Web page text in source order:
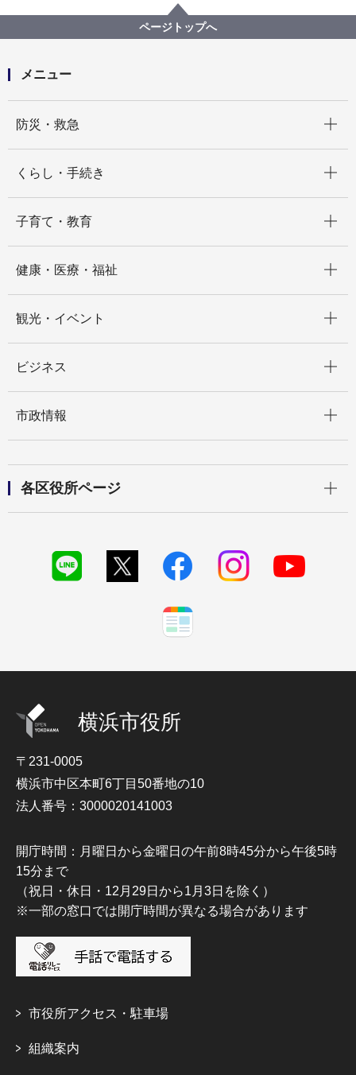
スタートアップ支援
ページトップへ
メニュー
防災・救急
くらし・手続き
子育て・教育
健康・医療・福祉
観光・イベント
ビジネス
市政情報
各区役所ページ
横浜市役所
〒231-0005
横浜市中区本町6丁目50番地の10
法人番号：3000020141003
開庁時間：月曜日から金曜日の午前8時45分から午後5時
15分まで
（祝日・休日・12月29日から1月3日を除く）
※一部の窓口では開庁時間が異なる場合があります
市役所アクセス・駐車場
組織案内